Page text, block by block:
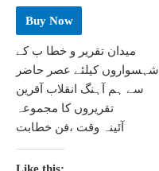
was:
₹ 70.₹ 45.
Buy Now
میدان تقریر و خطا ب کے
شہسواروں کیلئے عصر حاضر
سے ہم آہنگ انقلاب آقرین
تقریروں کا مجموعہ
آئینہ وقت ،فن خطابت